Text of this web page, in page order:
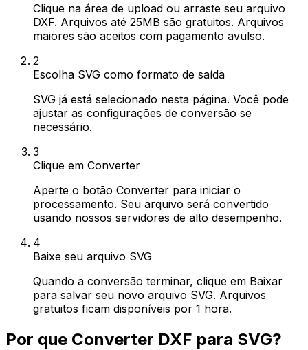
Clique na área de upload ou arraste seu arquivo
DXF. Arquivos até 25MB são gratuitos. Arquivos
maiores são aceitos com pagamento avulso.
2
Escolha SVG como formato de saída
SVG já está selecionado nesta página. Você pode
ajustar as configurações de conversão se
necessário.
3
Clique em Converter
Aperte o botão Converter para iniciar o
processamento. Seu arquivo será convertido
usando nossos servidores de alto desempenho.
4
Baixe seu arquivo SVG
Quando a conversão terminar, clique em Baixar
para salvar seu novo arquivo SVG. Arquivos
gratuitos ficam disponíveis por 1 hora.
Por que Converter DXF para SVG?